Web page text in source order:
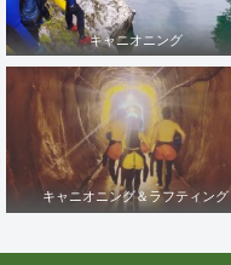
キャニオニング
キャニオニング＆ラフティング